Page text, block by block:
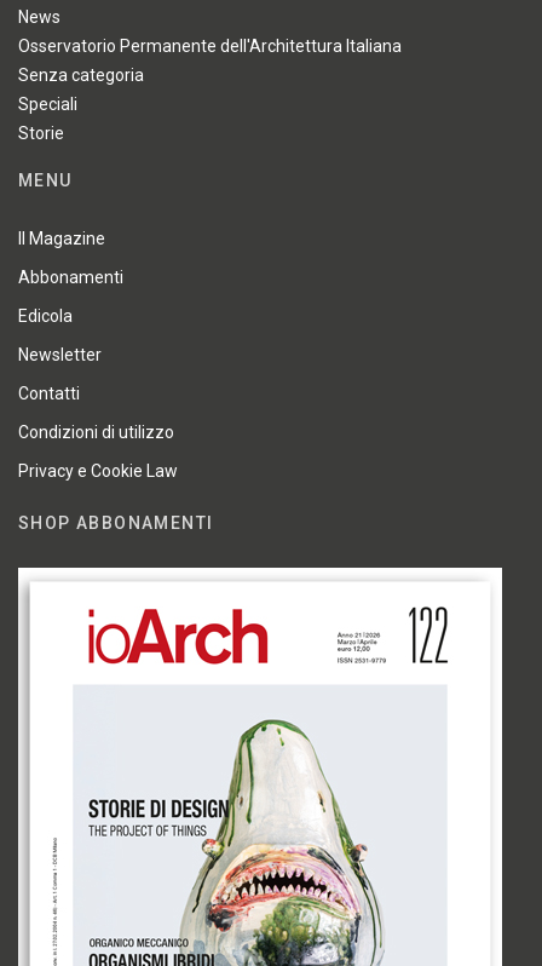
News
Osservatorio Permanente dell'Architettura Italiana
Senza categoria
Speciali
Storie
MENU
Il Magazine
Abbonamenti
Edicola
Newsletter
Contatti
Condizioni di utilizzo
Privacy e Cookie Law
SHOP ABBONAMENTI